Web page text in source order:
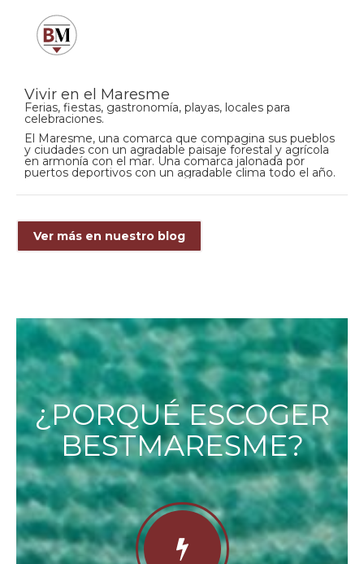
Vivir en el Maresme
Ferias, fiestas, gastronomía, playas, locales para
celebraciones.
El Maresme, una comarca que compagina sus pueblos
y ciudades con un agradable paisaje forestal y agrícola
en armonía con el mar. Una comarca jalonada por
puertos deportivos con un agradable clima todo el año.
Ver más en nuestro blog
¿PORQUÉ ESCOGER
BESTMARESME?